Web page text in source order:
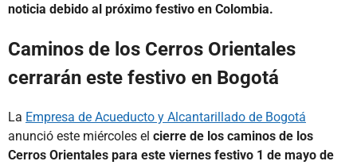
noticia debido al próximo festivo en Colombia.
Caminos de los Cerros Orientales
cerrarán este festivo en Bogotá
La Empresa de Acueducto y Alcantarillado de Bogotá
anunció este miércoles el cierre de los caminos de los
Cerros Orientales para este viernes festivo 1 de mayo de